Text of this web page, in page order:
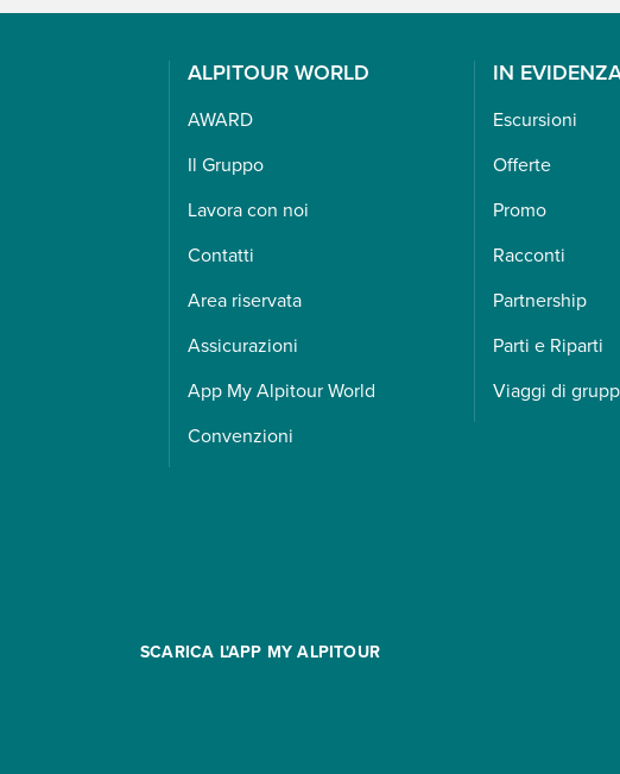
ALPITOUR WORLD
AWARD
Il Gruppo
Lavora con noi
Contatti
Area riservata
Assicurazioni
App My Alpitour World
Convenzioni
IN
Escursioni
Offerte
Promo
Racconti
Partnership
Parti e Riparti
Viaggi di
SCARICA L'APP MY ALPITOUR